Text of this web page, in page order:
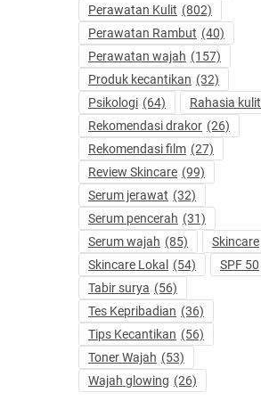
Perawatan Kulit (802)
Perawatan Rambut (40)
Perawatan wajah (157)
Produk kecantikan (32)
Psikologi (64) Rahasia kulit
Rekomendasi drakor (26)
Rekomendasi film (27)
Review Skincare (99)
Serum jerawat (32)
Serum pencerah (31)
Serum wajah (85) Skincare
Skincare Lokal
(54) SPF 50
Tabir surya (56)
Tes Kepribadian (36)
Tips Kecantikan (56)
Toner Wajah (53)
Wajah glowing (26)